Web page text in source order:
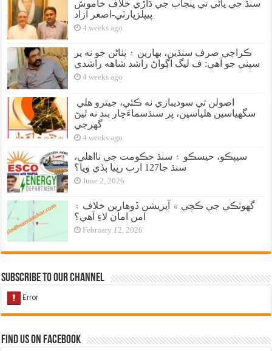
سنڌ جي پاڻي تي پنجاب جي ڌاڙي خلاف خاموش
پيپلزپارٽي-اصغر آزاد
4 weeks ago
ڪراچي صرف سنڌين، بهارين ۽ پٺاڻن جو نه پر
سڀني جو آهي: ف ليگ اڳواڻ راشد شاهه راشدي
4 weeks ago
سگهياسين هلياسين، پر سنڌسماءَچار بند نه ٿيڻ
گهرجي
4 weeks ago
سيپڪو، حيسڪو ۽ سنڌ حڪومت جي نااهلي،
سنڌ جا127 ارب رپيا ٻڏي ويا؟
June 2, 2026
گهوٽڪي جي ڪچي ۾ آپريشن ڏوهارين خلاف ۽
امن امان لاءِ آهي؟
February 12, 2026
Subscribe to our Channel
Find us on Facebook